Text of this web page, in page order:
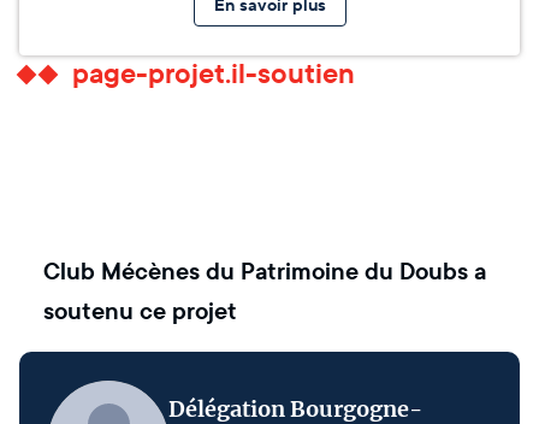
En savoir plus
page-projet.il-soutien
Club Mécènes du Patrimoine du Doubsa
soutenu ce projet
Délégation Bourgogne-